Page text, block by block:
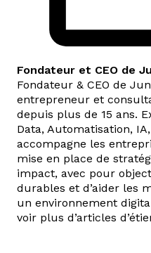
Fondateur et CEO de
Fondateur & CEO de
entrepreneur et
depuis plus de 15 ans.
Data, Automatisation,
accompagne les
mise en place de
impact, avec pour
durables et d’aider les
un environnement
voir plus d’articles